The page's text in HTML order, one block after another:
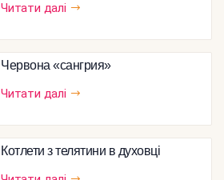
Читати далі
Червона «сангрия»
Читати далі
Котлети з телятини в духовці